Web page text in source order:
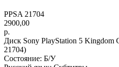
PPSA 21704
2900,00
р.
Диск Sony PlayStation 5 Kingdom
21704)
Состояние: Б/У